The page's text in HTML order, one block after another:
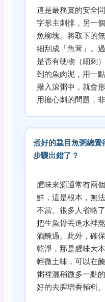
這是最務實的安全
字形主刺排，另一
魚柳塊。將取下的
細刮成「魚茸」。
是否有硬物（細刺
到的魚肉泥，用一
撥入滾粥中，就會
用擔心刺的問題，
煮好的蝨目魚粥總
步驟出錯了？
腥味來源通常有兩
鮮，這是根本，無
不當。很多人省略
把生魚骨丟進水裡
酒醃過。此外，確
乾淨，那是腥味大
輕微土味，可以在
粥裡灑稍微多一點
好的去腥增香輔料。